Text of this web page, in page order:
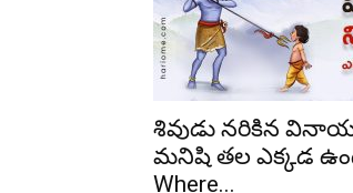
శివుడు నరికిన
మనిషి తల ఎక్కడ
Where...